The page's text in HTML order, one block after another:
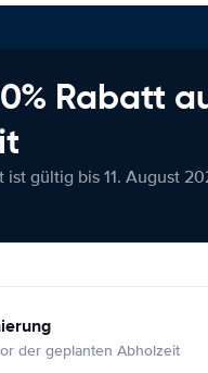
Rabatt
ist gültig bis 11. August
der geplanten Abholzeit